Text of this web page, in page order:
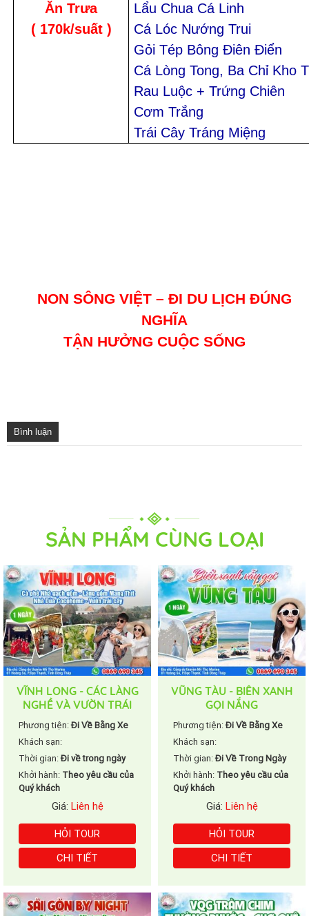
Ăn Trưa
( 170k/suất )
Lẩu Chua Cá Linh
Cá Lóc Nướng Trui
Gỏi Tép Bông Điên Điển
Cá Lòng Tong, Ba Chỉ Kho
Rau Luộc + Trứng Chiên
Cơm Trắng
Trái Cây Tráng Miệng
NON SÔNG VIỆT – ĐI DU LỊCH ĐÚNG
NGHĨA
TẬN HƯỞNG CUỘC SỐNG
Bình luận
SẢN PHẨM CÙNG LOẠI
VĨNH LONG - CÁC LÀNG
NGHỀ VÀ VƯỜN TRÁI
CÂY
Phương tiện:Đi Về Bằng Xe
Khách sạn:
Thời gian:Đi về trong ngày
Khởi hành: Theo yêu cầu của
Quý khách
Giá: Liên hệ
HỎI TOUR
CHI TIẾT
VŨNG TÀU - BIỂN XANH
GỌI NẮNG
Phương tiện:Đi Về Bằng Xe
Khách sạn:
Thời gian:Đi Về Trong Ngày
Khởi hành: Theo yêu cầu của
Quý khách
Giá: Liên hệ
HỎI TOUR
CHI TIẾT